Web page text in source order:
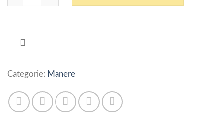
Categorie: Manere